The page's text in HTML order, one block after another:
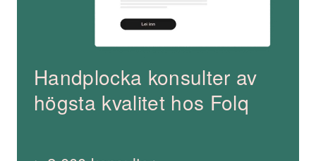
Handplocka konsulter av
högsta kvalitet hos Folq